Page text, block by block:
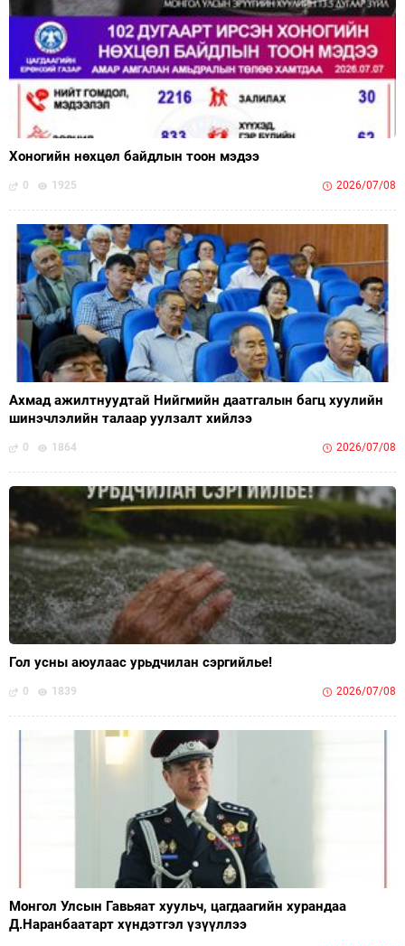
Хоногийн нөхцөл байдлын тоон мэдээ
0 1925 2026/07/08
Ахмад ажилтнуудтай Нийгмийн даатгалын багц хуулийн
шинэчлэлийн талаар уулзалт хийлээ
0 1864 2026/07/08
Гол усны аюулаас урьдчилан сэргийлье!
0 1839 2026/07/08
Монгол Улсын Гавьяат хуульч, цагдаагийн хурандаа
Д.Наранбаатарт хүндэтгэл үзүүллээ